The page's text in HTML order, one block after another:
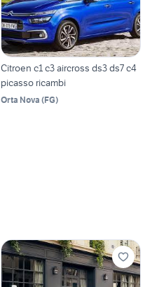
Citroen c1 c3 aircross ds3 ds7 c4
picasso ricambi
Orta Nova (FG)